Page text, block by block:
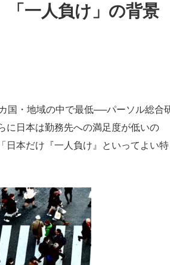
IT製品の技術・比較・事例 製造業
エネ
一人負け」の背景
国・地域の中で最低──パーソル総合
に日本は勤務先への満足度が低いの
日本だけ『一人負け』といってよい特